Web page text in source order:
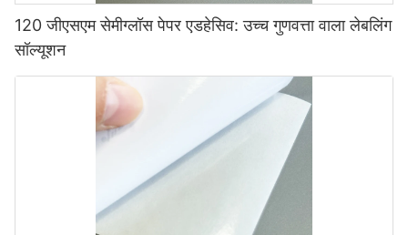
120 जीएसएम सेमीग्लॉस पेपर एडहेसिव: उच्च गुणवत्ता वाला लेबलिंग
सॉल्यूशन